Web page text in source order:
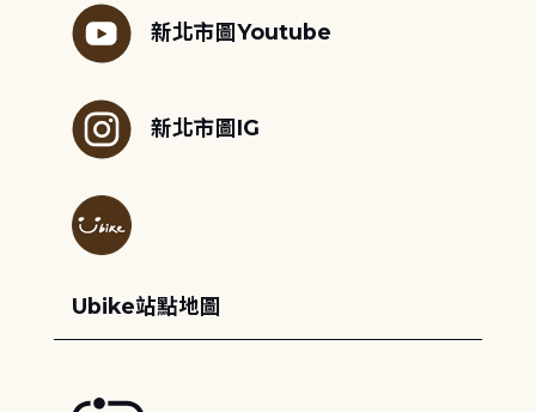
新北市圖Youtube
新北市圖IG
Ubike站點地圖